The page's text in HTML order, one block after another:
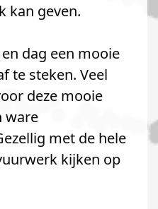
kan geven.
dag een mooie
te steken. Veel
deze mooie
ware
met de hele
kijken op